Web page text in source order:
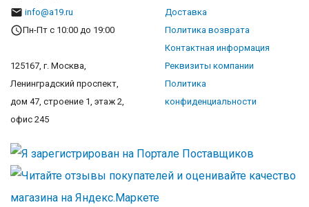
info@a19.ru
Пн-Пт с 10:00 до 19:00
125167, г. Москва,
Ленинградский проспект,
дом 47, строение 1, этаж 2,
офис 245
Доставка
Политика возврата
Контактная информация
Реквизиты компании
Политика
конфиденциальности